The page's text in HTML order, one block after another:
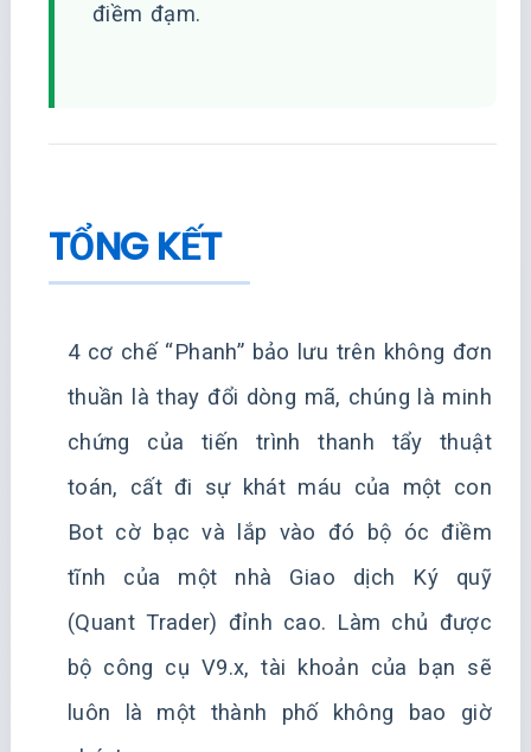
điềm đạm.
TỔNG KẾT
4 cơ chế “Phanh” bảo lưu trên không đơn
thuần là thay đổi dòng mã, chúng là minh
chứng của tiến trình thanh tẩy thuật
toán, cất đi sự khát máu của một con
Bot cờ bạc và lắp vào đó bộ óc điềm
tĩnh của một nhà Giao dịch Ký quỹ
(Quant Trader) đỉnh cao. Làm chủ được
bộ công cụ V9.x, tài khoản của bạn sẽ
luôn là một thành phố không bao giờ